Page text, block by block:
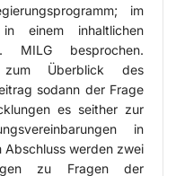
im
einem inhaltlichen
MILG besprochen.
zum Überblick des
sodann der Frage
es seither zur
in
werden zwei
zu Fragen der